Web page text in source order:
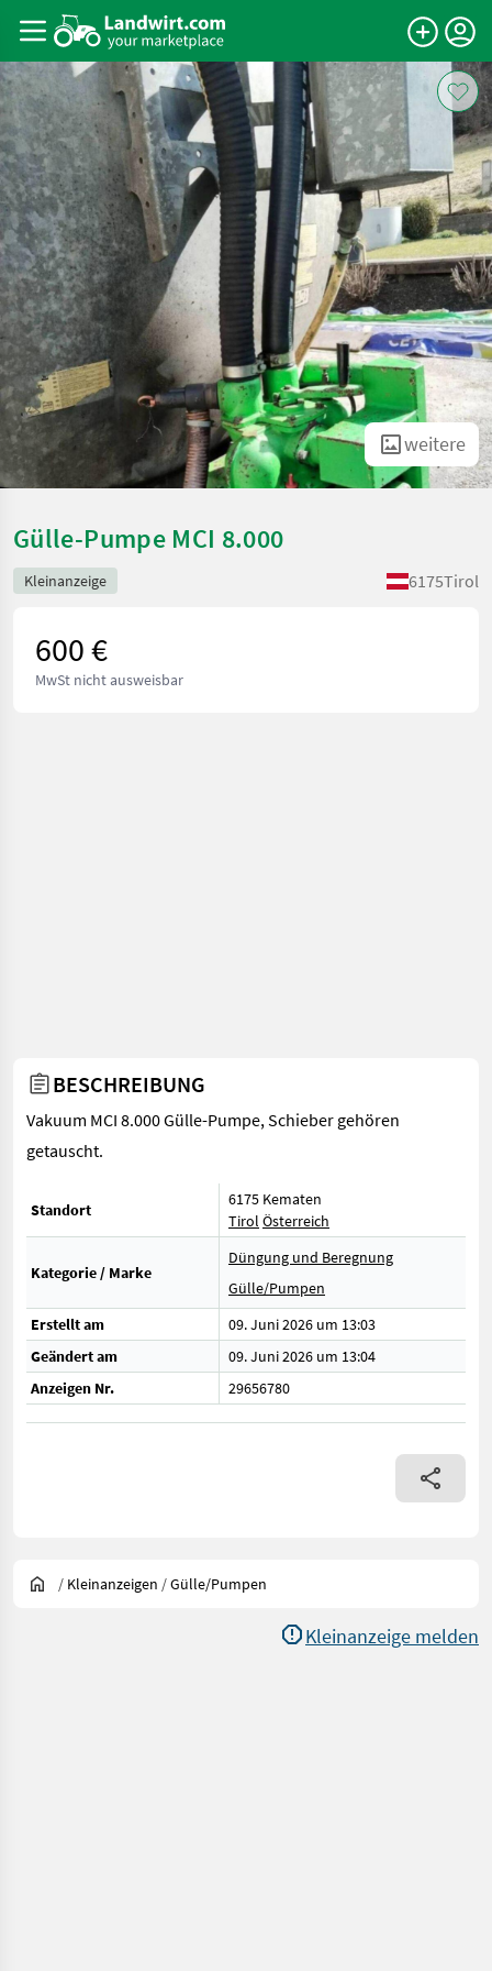
weitere
Gülle-Pumpe MCI 8.000
Kleinanzeige 6175Tirol
600 €
MwSt nicht ausweisbar
BESCHREIBUNG
Vakuum MCI 8.000 Gülle-Pumpe, Schieber gehören
getauscht.
Standort
6175 Kematen
Tirol Österreich
Kategorie / Marke
Düngung und Beregnung
Gülle/Pumpen
Erstellt am
09. Juni 2026 um 13:03
Geändert am
09. Juni 2026 um 13:04
Anzeigen Nr.
29656780
/ Kleinanzeigen /Gülle/Pumpen
Kleinanzeige melden